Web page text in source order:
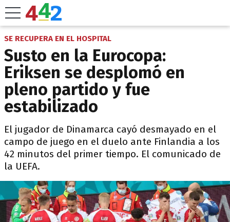
SE RECUPERA EN EL HOSPITAL
Susto en la Eurocopa:
Eriksen se desplomó en
pleno partido y fue
estabilizado
El jugador de Dinamarca cayó desmayado en el
campo de juego en el duelo ante Finlandia a los
42 minutos del primer tiempo. El comunicado de
la UEFA.